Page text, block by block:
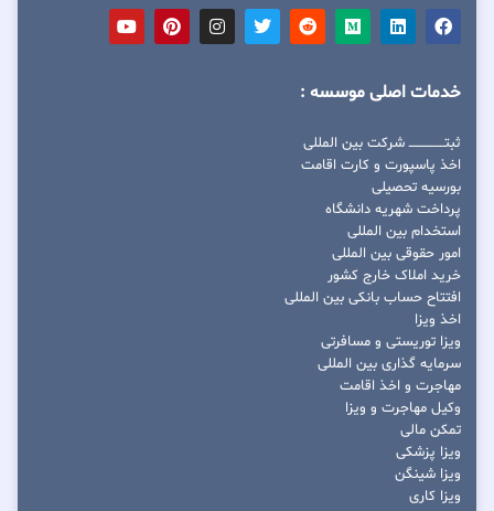
خدمات اصلی موسسه :
ثبتــــــــــــــــ شرکت بین المللی
اخذ پاسپورت و کارت اقامت
بورسیه تحصیلی
پرداخت شهریه دانشگاه
استخدام بین المللی
امور حقوقی بین المللی
خرید املاک خارج کشور
افتتاح حساب بانکی بین المللی
اخذ ویزا
ویزا توریستی و مسافرتی
سرمایه گذاری بین المللی
مهاجرت و اخذ اقامت
وکیل مهاجرت و ویزا
تمکن مالی
ویزا پزشکی
ویزا شینگن
ویزا کاری